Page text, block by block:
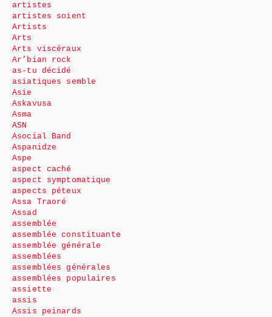
artistes
artistes soient
Artists
Arts
Arts viscéraux
Ar’bian rock
as-tu décidé
asiatiques semble
Asie
Askavusa
Asma
ASN
Asocial Band
Aspanidze
Aspe
aspect caché
aspect symptomatique
aspects péteux
Assa Traoré
Assad
assemblée
assemblée constituante
assemblée générale
assemblées
assemblées générales
assemblées populaires
assiette
assis
Assis peinards